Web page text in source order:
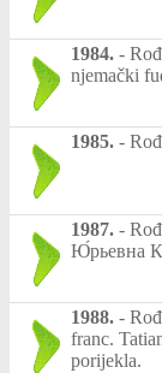
1984. -
njemački
1985. -
1987. -
Ю́рьевна
1988. -
franc.
porijekla.